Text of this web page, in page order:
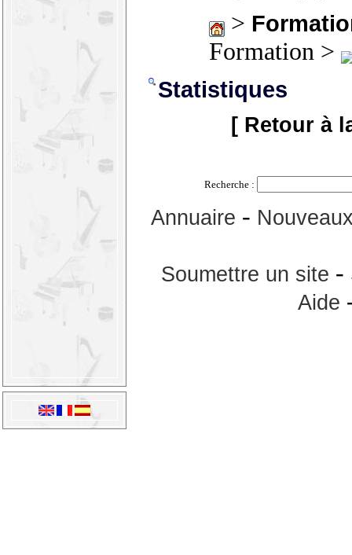
>
Formation >
Statistiques
[ Retour à
Recherche :
Annuaire -
Soumettre un site -
Aide